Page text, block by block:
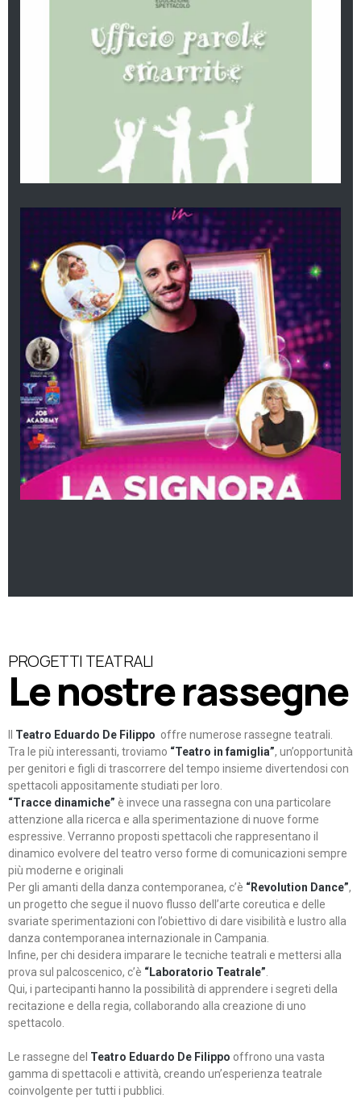
PROGETTI TEATRALI
Le nostre rassegne
Teatro Eduardo De Filippo offre numerose rassegne teatrali.
Tra le più interessanti, troviamo “Teatro in famiglia”, un’opportunità
per genitori e figli di trascorrere del tempo insieme divertendosi con
spettacoli appositamente studiati per loro.
“Tracce dinamiche” è invece una rassegna con una particolare
attenzione alla ricerca e alla sperimentazione di nuove forme
espressive. Verranno proposti spettacoli che rappresentano il
dinamico evolvere del teatro verso forme di comunicazioni sempre
più moderne e originali
Per gli amanti della danza contemporanea, c’è “Revolution Dance”,
un progetto che segue il nuovo flusso dell’arte coreutica e delle
svariate sperimentazioni con l’obiettivo di dare visibilità e lustro alla
danza contemporanea internazionale in Campania.
Infine, per chi desidera imparare le tecniche teatrali e mettersi alla
prova sul palcoscenico, c’è “Laboratorio Teatrale”
Qui, i partecipanti hanno la possibilità di apprendere i segreti della
recitazione e della regia, collaborando alla creazione di uno
spettacolo.
Le rassegne del Teatro Eduardo De Filippo offrono una vasta
gamma di spettacoli e attività, creando un’esperienza teatrale
coinvolgente per tutti i pubblici.